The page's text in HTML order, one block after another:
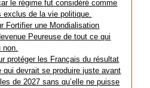
le régime fut considéré comme
de la vie politique.
Fortifier une Mondialisation
Peureuse de tout ce qui
non.
protéger les Français du résultat
qui devrait se produire juste avant
de 2027 sans qu’elle ne puisse